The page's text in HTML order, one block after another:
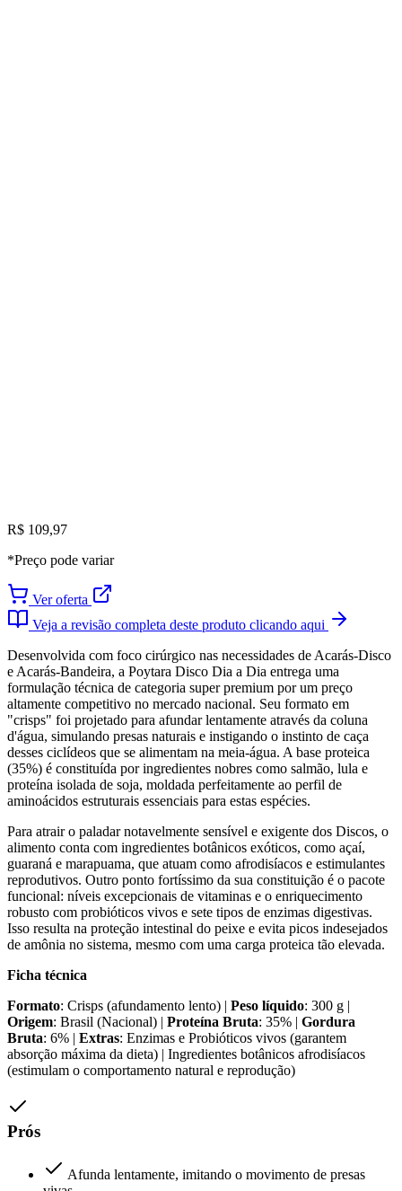
R$ 109,97
*Preço pode variar
Ver oferta
Veja a revisão completa deste produto clicando aqui
Desenvolvida com foco cirúrgico nas necessidades de Acarás-Disco
e Acarás-Bandeira, a Poytara Disco Dia a Dia entrega uma
formulação técnica de categoria super premium por um preço
altamente competitivo no mercado nacional. Seu formato em
"crisps" foi projetado para afundar lentamente através da coluna
d'água, simulando presas naturais e instigando o instinto de caça
desses ciclídeos que se alimentam na meia-água. A base proteica
(35%) é constituída por ingredientes nobres como salmão, lula e
proteína isolada de soja, moldada perfeitamente ao perfil de
aminoácidos estruturais essenciais para estas espécies.
Para atrair o paladar notavelmente sensível e exigente dos Discos, o
alimento conta com ingredientes botânicos exóticos, como açaí,
guaraná e marapuama, que atuam como afrodisíacos e estimulantes
reprodutivos. Outro ponto fortíssimo da sua constituição é o pacote
funcional: níveis excepcionais de vitaminas e o enriquecimento
robusto com probióticos vivos e sete tipos de enzimas digestivas.
Isso resulta na proteção intestinal do peixe e evita picos indesejados
de amônia no sistema, mesmo com uma carga proteica tão elevada.
Ficha técnica
Formato: Crisps (afundamento lento) | Peso líquido: 300 g |
Origem: Brasil (Nacional) | Proteína Bruta: 35% | Gordura
Bruta: 6% | Extras: Enzimas e Probióticos vivos (garantem
absorção máxima da dieta) | Ingredientes botânicos afrodisíacos
(estimulam o comportamento natural e reprodução)
Prós
Afunda lentamente, imitando o movimento de presas